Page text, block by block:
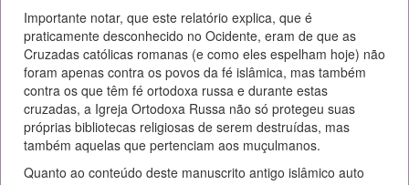
Importante notar, que este relatório explica, que é
praticamente desconhecido no Ocidente, eram de que as
Cruzadas católicas romanas (e como eles espelham hoje) não
foram apenas contra os povos da fé islâmica, mas também
contra os que têm fé ortodoxa russa e durante estas
cruzadas, a Igreja Ortodoxa Russa não só protegeu suas
próprias bibliotecas religiosas de serem destruídas, mas
também aquelas que pertenciam aos muçulmanos.
Quanto ao conteúdo deste manuscrito antigo islâmico auto